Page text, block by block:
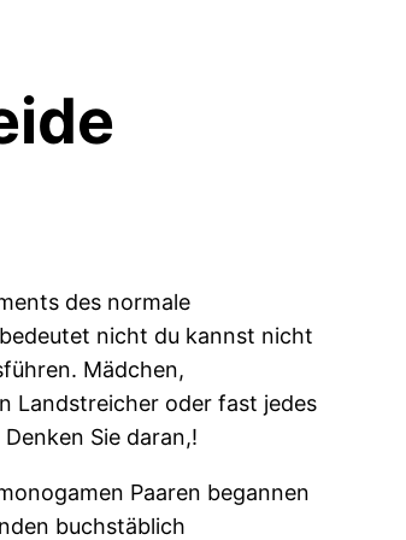
des normale
nicht du kannst nicht
Mädchen,
Landstreicher oder fast jedes
Sie daran,!
Paaren begannen
buchstäblich